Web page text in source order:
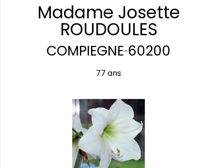
Madame Josette
ROUDOULES
COMPIEGNE-60200
77 ans